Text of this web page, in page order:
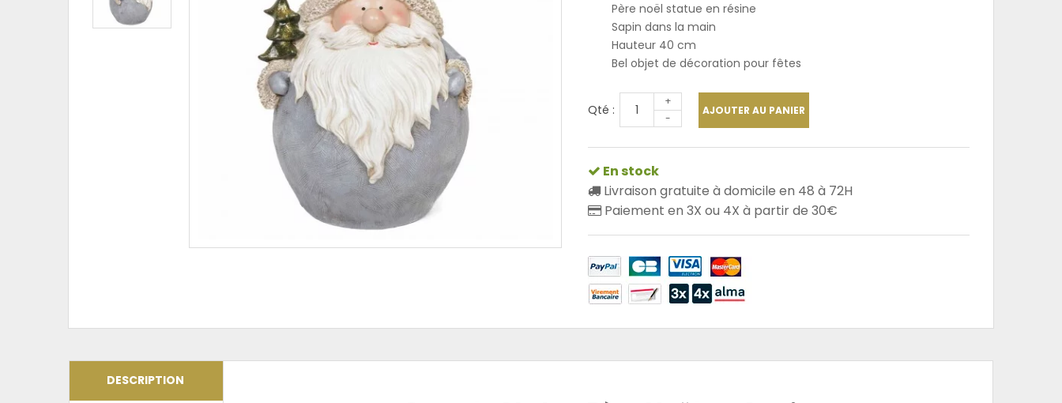
Père noël statue en résine
Sapin dans la main
Hauteur 40 cm
Bel objet de décoration pour fêtes
Qté :
+
-
AJOUTER AU PANIER
En stock
Livraison gratuite à domicile en 48 à 72H
Paiement en 3X ou 4X à partir de 30€
DESCRIPTION